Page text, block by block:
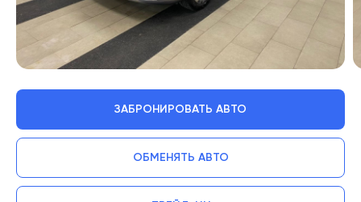
ЗАБРОНИРОВАТЬ АВТО
ОБМЕНЯТЬ АВТО